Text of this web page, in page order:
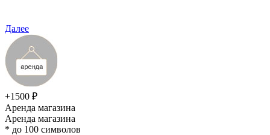
Далее
+1500 ₽
Аренда магазина
Аренда магазина
* до 100 символов